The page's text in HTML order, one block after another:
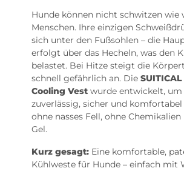
Hunde können nicht schwitzen wie
Menschen. Ihre einzigen
sich unter den Fußsohlen – die
erfolgt über das Hecheln, was den
belastet. Bei Hitze steigt die
schnell gefährlich an. Die
Cooling Vest wurde entwickelt, um
zuverlässig, sicher und komfortabel
ohne nasses Fell, ohne
Gel.
Kurz gesagt: Eine komfortable,
Kühlweste für Hunde – einfach mit